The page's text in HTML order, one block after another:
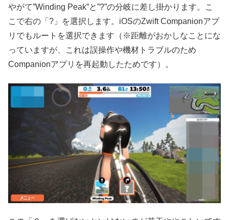
やがて”Winding Peak”と”?”の分岐に差し掛かります。こ
こで右の「?」を選択します。iOSのZwift Companionアプ
リでもルートを選択できます（※距離がおかしなことにな
っていますが、これは誤操作や機材トラブルのため
Companionアプリを再起動したためです）。